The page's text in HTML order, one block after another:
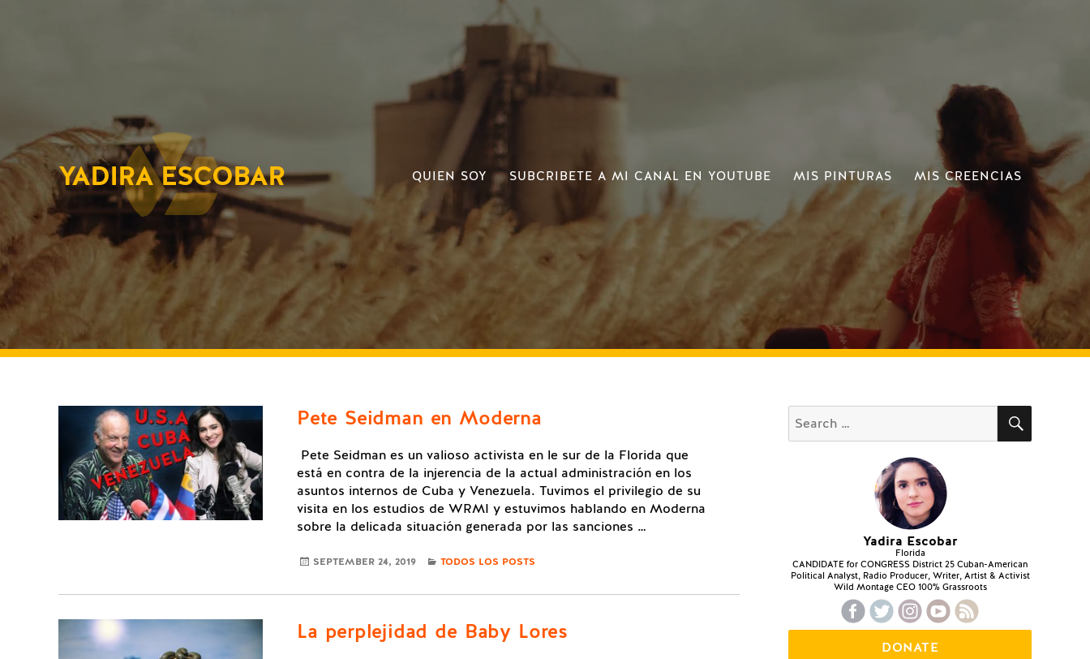
YADIRA ESCOBAR QUIEN SOY SUBCRIBETE A MI CANAL EN YOUTUBE MIS PINTURAS MIS CREENCIAS
REINALDO ESCOBAR, MI PAPÁ MODERNA 9955 KHZ
Pete Seidman en Moderna
Pete Seidman es un valioso activista en le sur de la Florida que
está en contra de la injerencia de la actual administración en los
asuntos internos de Cuba y Venezuela. Tuvimos el privilegio de su
visita en los estudios de WRMI y estuvimos hablando en Moderna
sobre la delicada situación generada por las sanciones …
SEPTEMBER 24, 2019 CATEGORIES
TODOS LOS POSTS
La perplejidad de Baby Lores
Search
for:
SEARCH
Yadira Escobar
Florida
CANDIDATE for CONGRESS District 25 Cuban-American
Political Analyst, Radio Producer, Writer, Artist & Activist
Wild Montage CEO 100% Grassroots
DONATE